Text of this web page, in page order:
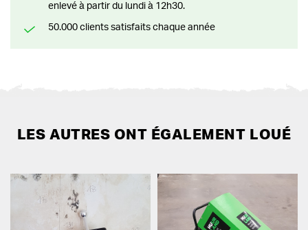
enlevé à partir du lundi à 12h30.
50.000 clients satisfaits chaque année
LES AUTRES ONT ÉGALEMENT LOUÉ